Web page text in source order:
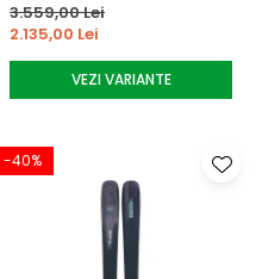
3.559,00 Lei
2.135,00 Lei
VEZI VARIANTE
-40%